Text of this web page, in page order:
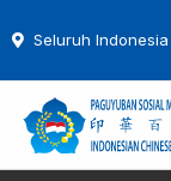
Seluruh Indonesia